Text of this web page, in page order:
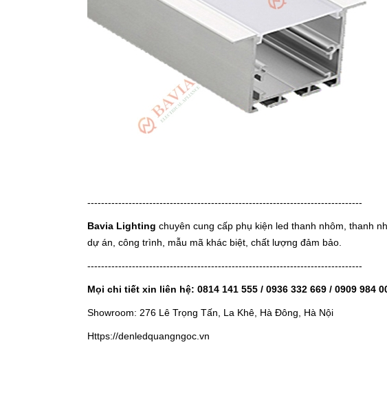
--------------------------------------------------------------------------------
Bavia Lighting chuyên cung cấp phụ kiện led thanh nhôm, thanh
dự án, công trình, mẫu mã khác biệt, chất lượng đảm bảo.
--------------------------------------------------------------------------------
Mọi chi tiết xin liên hệ: 0814 141 555 / 0936 332 669 / 0909 984
Showroom: 276 Lê Trọng Tấn, La Khê, Hà Đông, Hà Nội
Https://denledquangngoc.vn